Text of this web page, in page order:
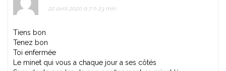
22 avril 2020 à 7 h 23 min
Tiens bon
Tenez bon
Toi enfermée
Le minet qui vous a chaque jour a ses côtés